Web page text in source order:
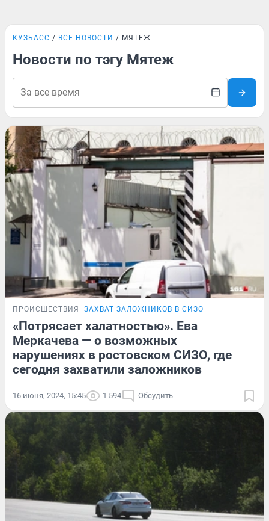
КУЗБАСС ВСЕ НОВОСТИ МЯТЕЖ
Новости по тэгу Мятеж
ПРОИСШЕСТВИЯ ЗАХВАТ ЗАЛОЖНИКОВ В СИЗО
«Потрясает халатностью». Ева
Меркачева — о возможных
нарушениях в ростовском СИЗО, где
сегодня захватили заложников
16 июня, 2024, 15:45 1 594 Обсудить